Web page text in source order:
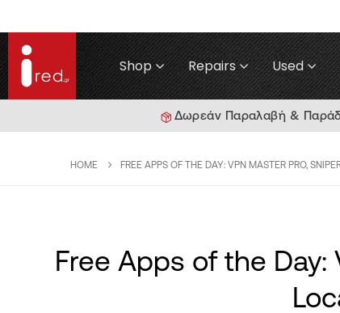
Shop Repairs Used
Δωρεάν Παραλαβή &
HOME FREE APPS OF THE DAY: VPN MASTER PRO,
Free Apps of the Day: